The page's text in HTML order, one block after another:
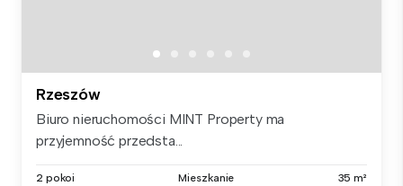
Rzeszów
Biuro nieruchomości MINT Property ma
przyjemność przedsta...
2 pokoi Mieszkanie 35 m²